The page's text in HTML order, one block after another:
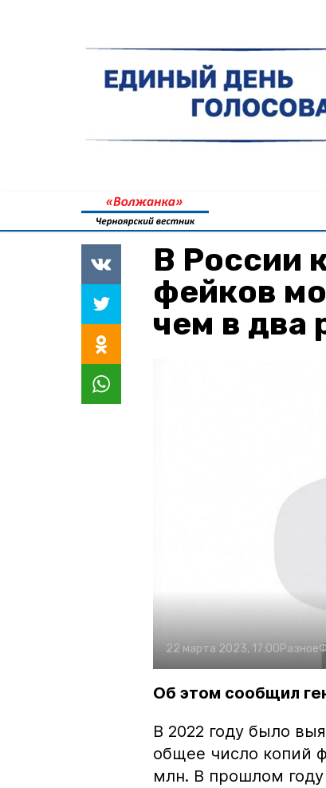
В России
фейков
чем в два
22 марта 2023, 17:00Разное
Об этом сообщил
В 2022 году было
общее число копий
млн. В прошлом году